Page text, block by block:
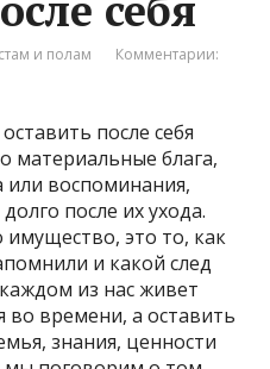
и полам
Комментарии:
после себя
материальные блага,
или воспоминания,
после их ухода.
имущество, это то, как
и какой след
из нас живет
во времени, а оставить
знания, ценности